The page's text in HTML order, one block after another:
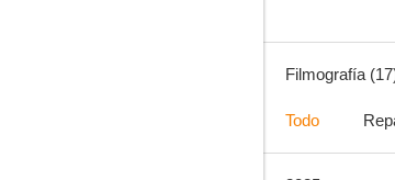
Filmografía
Todo